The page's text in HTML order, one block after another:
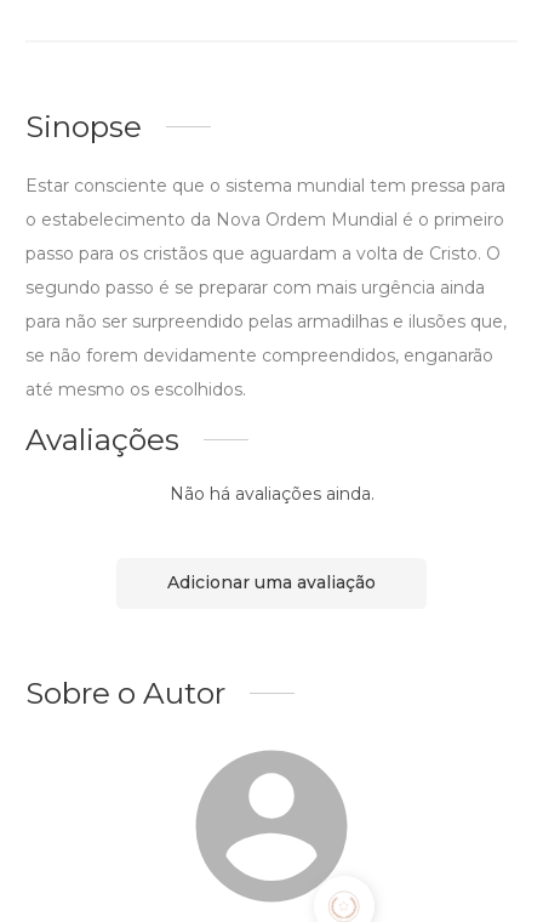
Sinopse
Estar consciente que o sistema mundial tem pressa para
o estabelecimento da Nova Ordem Mundial é o primeiro
passo para os cristãos que aguardam a volta de Cristo. O
segundo passo é se preparar com mais urgência ainda
para não ser surpreendido pelas armadilhas e ilusões que,
se não forem devidamente compreendidos, enganarão
até mesmo os escolhidos.
Avaliações
Não há avaliações ainda.
Adicionar uma avaliação
Sobre o Autor